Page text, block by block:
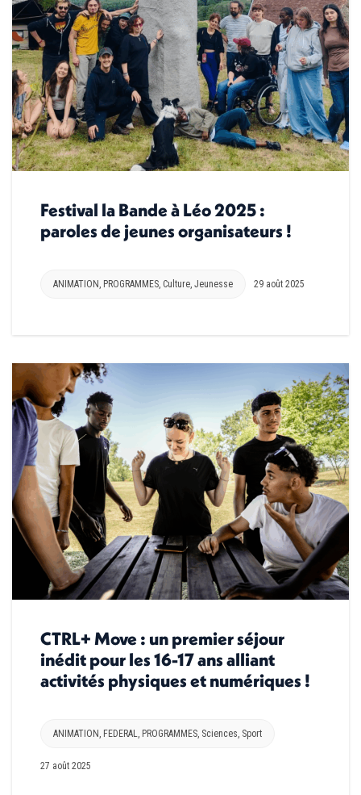
Festival la Bande à Léo 2025 :
paroles de jeunes organisateurs !
ANIMATION PROGRAMMES Culture Jeunesse 29 août 2025
CTRL+ Move : un premier séjour
inédit pour les 16-17 ans alliant
activités physiques et numériques !
ANIMATION FEDERAL PROGRAMMES Sciences Sport
27 août 2025